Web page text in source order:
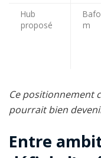
Hub
proposé
m
Ce positionnement
pourrait bien
Entre